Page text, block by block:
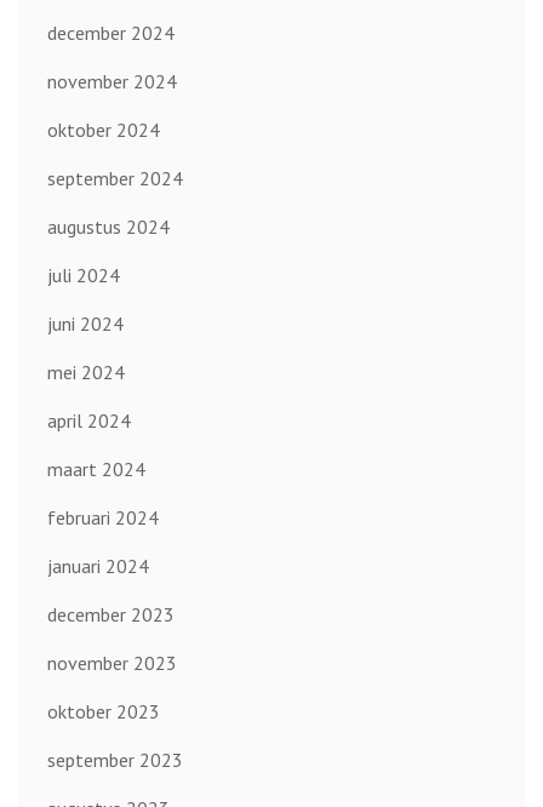
december 2024
november 2024
oktober 2024
september 2024
augustus 2024
juli 2024
juni 2024
mei 2024
april 2024
maart 2024
februari 2024
januari 2024
december 2023
november 2023
oktober 2023
september 2023